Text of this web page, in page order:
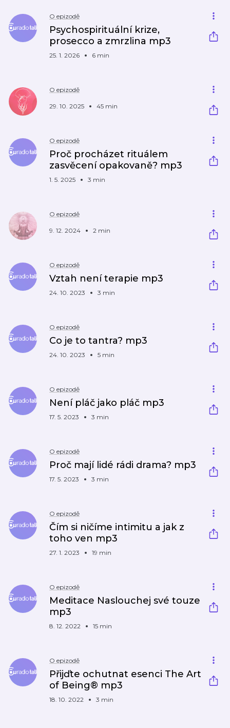
O epizodě
Psychospirituální krize,
prosecco a zmrzlina mp3
25. 1. 2026 6 min
O epizodě
29. 10. 2025 45 min
O epizodě
Proč procházet rituálem
zasvěcení opakovaně? mp3
1. 5. 2025 3 min
O epizodě
9. 12. 2024 2 min
O epizodě
Vztah není terapie mp3
24. 10. 2023 3 min
O epizodě
Co je to tantra? mp3
24. 10. 2023 5 min
O epizodě
Není pláč jako pláč mp3
17. 5. 2023 3 min
O epizodě
Proč mají lidé rádi drama? mp3
17. 5. 2023 3 min
O epizodě
Čím si ničíme intimitu a jak z
toho ven mp3
27. 1. 2023 19 min
O epizodě
Meditace Naslouchej své touze
mp3
8. 12. 2022 15 min
O epizodě
Přijďte ochutnat esenci The Art
of Being® mp3
18. 10. 2022 3 min